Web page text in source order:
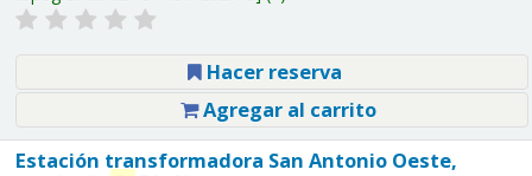
Hacer reserva
Agregar al carrito
Estación transformadora San Antonio Oeste,